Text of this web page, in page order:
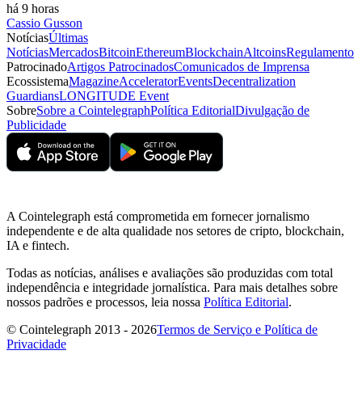
há 9 horas
Cassio Gusson
NotíciasÚltimas
NotíciasMercadosBitcoinEthereumBlockchainAltcoinsRegulamento
PatrocinadoArtigos PatrocinadosComunicados de Imprensa
EcossistemaMagazineAcceleratorEventsDecentralization
GuardiansLONGITUDE Event
SobreSobre a CointelegraphPolítica EditorialDivulgação de
Publicidade
A Cointelegraph está comprometida em fornecer jornalismo
independente e de alta qualidade nos setores de cripto, blockchain,
IA e fintech.
Todas as notícias, análises e avaliações são produzidas com total
independência e integridade jornalística. Para mais detalhes sobre
nossos padrões e processos, leia nossa Política Editorial.
© Cointelegraph 2013 - 2026Termos de Serviço e Política de
Privacidade